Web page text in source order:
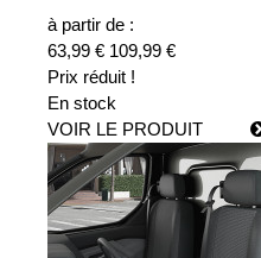
à partir de :
63,99 € 109,99 €
Prix réduit !
En stock
VOIR LE PRODUIT